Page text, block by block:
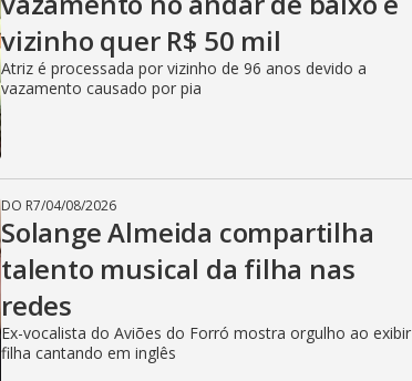
vizinho quer R$ 50 mil
Atriz é processada por vizinho de 96 anos devido a
vazamento causado por pia
DO R7/04/08/2026
Solange Almeida compartilha
talento musical da filha nas
redes
Ex-vocalista do Aviões do Forró mostra orgulho ao exibir
filha cantando em inglês